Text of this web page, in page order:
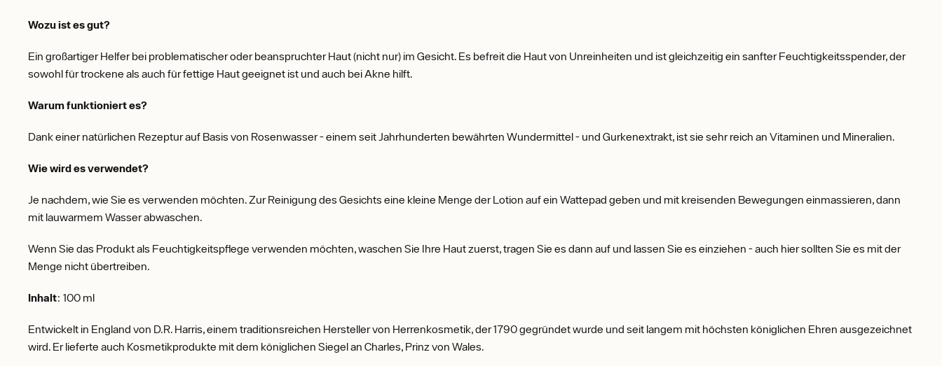
Wozu ist es gut?
Ein großartiger Helfer bei problematischer oder beanspruchter Haut (nicht nur) im Gesicht. Es befreit die Haut von Unreinheiten und ist gleichzeitig ein sanfter Feuchtigkeitsspender, der
sowohl für trockene als auch für fettige Haut geeignet ist und auch bei Akne hilft.
Warum funktioniert es?
Dank einer natürlichen Rezeptur auf Basis von Rosenwasser - einem seit Jahrhunderten bewährten Wundermittel - und Gurkenextrakt, ist sie sehr reich an Vitaminen und Mineralien.
Wie wird es verwendet?
Je nachdem, wie Sie es verwenden möchten. Zur Reinigung des Gesichts eine kleine Menge der Lotion auf ein Wattepad geben und mit kreisenden Bewegungen einmassieren, dann
mit lauwarmem Wasser abwaschen.
Wenn Sie das Produkt als Feuchtigkeitspflege verwenden möchten, waschen Sie Ihre Haut zuerst, tragen Sie es dann auf und lassen Sie es einziehen - auch hier sollten Sie es mit der
Menge nicht übertreiben.
Inhalt: 100 ml
Entwickelt in England von D.R. Harris, einem traditionsreichen Hersteller von Herrenkosmetik, der 1790 gegründet wurde und seit langem mit höchsten königlichen Ehren ausgezeichnet
wird. Er lieferte auch Kosmetikprodukte mit dem königlichen Siegel an Charles, Prinz von Wales.